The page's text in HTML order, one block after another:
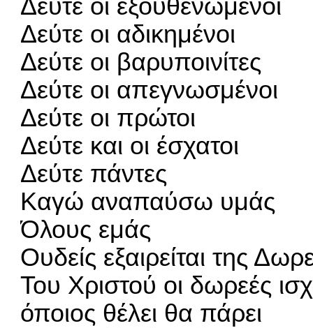
Δεύτε οι εξουθενωμένοι
Δεύτε οι αδικημένοι
Δεύτε οι βαρυποινίτες
Δεύτε οι απεγνωσμένοι
Δεύτε οι πρώτοι
Δεύτε και οι έσχατοι
Δεύτε πάντες
Καγώ αναπαύσω υμάς
Όλους εμάς
Ουδείς εξαιρείται της
Του Χριστού οι δωρεές
όποιος θέλει θα πάρει